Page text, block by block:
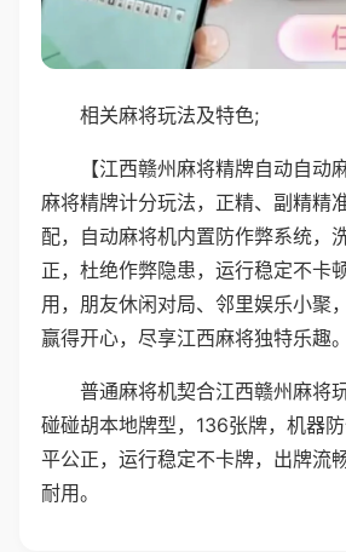
相关麻将玩法及特色;
【江西赣州麻将精牌自动自动
麻将精牌计分玩法，正精、副精精
配，自动麻将机内置防作弊系统，
正，杜绝作弊隐患，运行稳定不卡
用，朋友休闲对局、邻里娱乐小聚
赢得开心，尽享江西麻将独特乐趣。
普通麻将机契合江西赣州麻将
碰碰胡本地牌型，136张牌，机器
平公正，运行稳定不卡牌，出牌流
耐用。